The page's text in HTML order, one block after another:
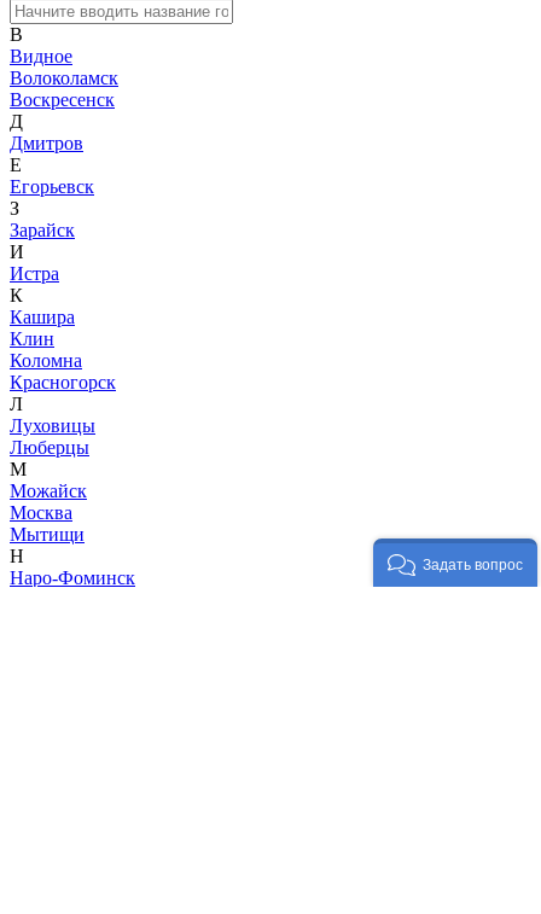
В
Видное
Волоколамск
Воскресенск
Д
Дмитров
Е
Егорьевск
З
Зарайск
И
Истра
К
Кашира
Клин
Коломна
Красногорск
Л
Луховицы
Люберцы
М
Можайск
Москва
Мытищи
Н
Наро-Фоминск
Задать вопрос